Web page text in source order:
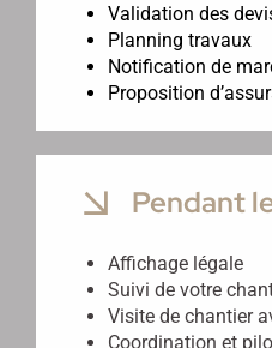
Validation des
Planning travaux
Notification de
Proposition
Pendant
Affichage légale
Suivi de votre
Visite de chantier
Coordination et